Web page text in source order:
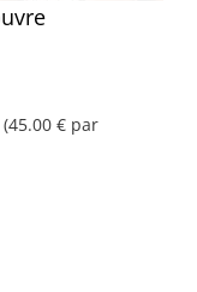
(45.00 € par